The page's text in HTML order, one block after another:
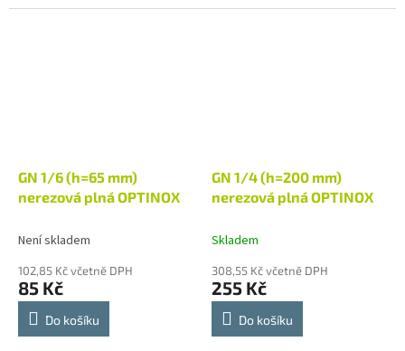
economic. Gastronádoba je
economic. Gastronádoba je
GN 1/6 (h=65 mm)
nerezová plná OPTINOX
Není skladem
102,85 Kč včetně DPH
85 Kč
Do košíku
GN 1/4 (h=200 mm)
nerezová plná OPTINOX
Skladem
308,55 Kč včetně DPH
255 Kč
Do košíku